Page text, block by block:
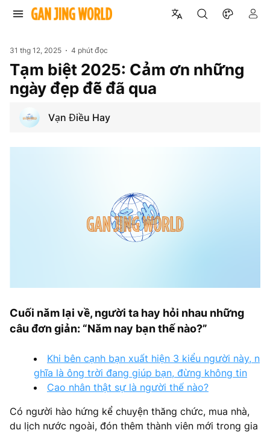
31 thg 12, 2025 4 phút đọc
Tạm biệt 2025: Cảm ơn những
ngày đẹp đẽ đã qua
Vạn Điều Hay
Cuối năm lại về, người ta hay hỏi nhau những
câu đơn giản: “Năm nay bạn thế nào?”
Khi bên cạnh bạn xuất hiện 3 kiểu người này, n
ghĩa là ông trời đang giúp bạn, đừng không tin
Cao nhân thật sự là người thế nào?
Có người hào hứng kể chuyện thăng chức, mua nhà,
du lịch nước ngoài, đón thêm thành viên mới trong gia